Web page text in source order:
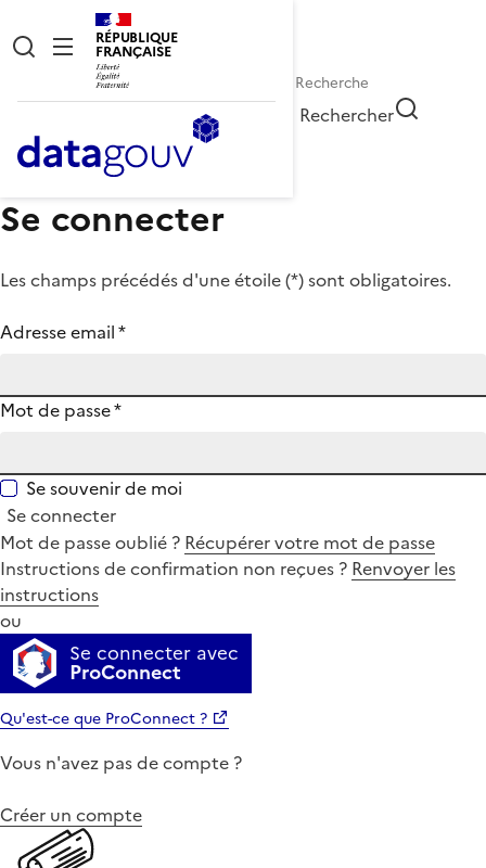
RÉPUBLIQUE
FRANÇAISE
Rechercher
Se connecter
Les champs précédés d'une étoile (*) sont obligatoires.
Adresse email*
Mot de passe*
Se souvenir de moi
Se connecter
Mot de passe oublié ? Récupérer votre mot de passe
Instructions de confirmation non reçues ? Renvoyer les
instructions
ou
Se connecter avec
ProConnect
Qu'est-ce que ProConnect ?
Vous n'avez pas de compte ?
Créer un compte